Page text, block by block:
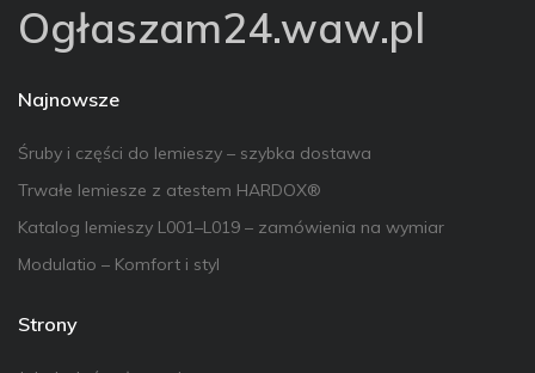
Ogłaszam24.waw.pl
Najnowsze
Śruby i części do lemieszy – szybka dostawa
Trwałe lemiesze z atestem HARDOX®
Katalog lemieszy L001–L019 – zamówienia na wymiar
Modulatio – Komfort i styl
Strony